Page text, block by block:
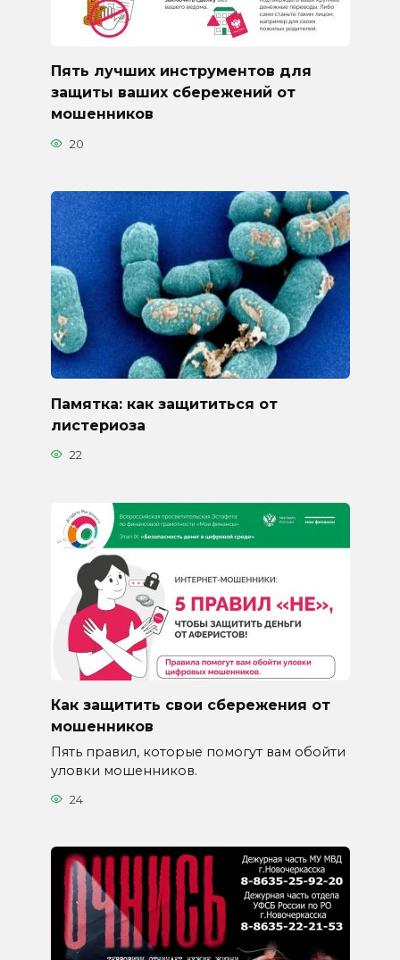
Пять лучших инструментов для
защиты ваших сбережений от
мошенников
20
Памятка: как защититься от
листериоза
22
Как защитить свои сбережения от
мошенников
Пять правил, которые помогут вам обойти
уловки мошенников.
24